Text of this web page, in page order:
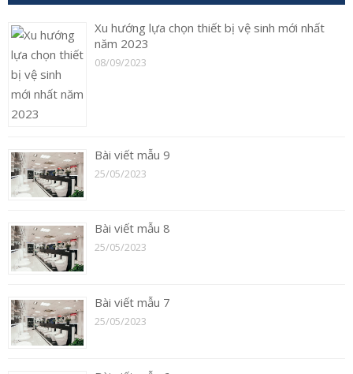
Xu hướng lựa chọn thiết bị vệ sinh mới nhất
năm 2023
08/09/2023
Bài viết mẫu 9
25/05/2023
Bài viết mẫu 8
25/05/2023
Bài viết mẫu 7
25/05/2023